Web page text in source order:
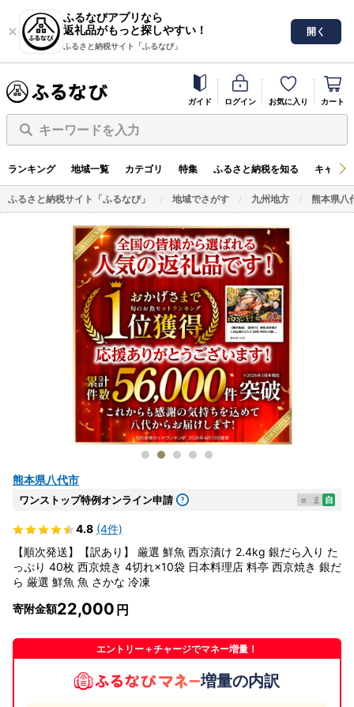
ふるなびアプリなら
返礼品がもっと探しやすい！
ふるさと納税サイト「ふるなび」
開く
ガイド ログイン お気に入り カート
キーワードを入力
ランキング 地域一覧 カテゴリ 特集 ふるさと納税を知る キャン
ふるさと納税サイト「ふるなび」 地域でさがす 九州地方 熊本県八
熊本県八代市
ワンストップ特例オンライン申請 e ま 自
4.8 (4件)
【順次発送】【訳あり】 厳選 鮮魚 西京漬け 2.4kg 銀だら入り た
っぷり 40枚 西京焼き 4切れ×10袋 日本料理店 料亭 西京焼き 銀だ
ら 厳選 鮮魚 魚 さかな 冷凍
寄附金額22,000
エントリー＋チャージでマネー増量！
増量の内訳